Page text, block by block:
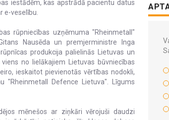
iestādēm, kas apstrādā pacientu datus
e-veselību.
rūpniecības uzņēmuma "Rheinmetall"
Nausēda un premjerministre Inga
produkcija palielinās Lietuvas un
no lielākajiem Lietuvas būvniecības
ieskaitot pievienotās vērtības nodokli,
"Rheinmetall Defence Lietuva". Līgums
mēnešos ar ziņkāri vērojuši daudzi